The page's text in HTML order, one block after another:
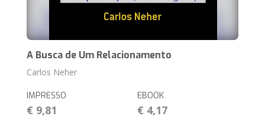
A Busca de Um Relacionamento
Carlos Neher
IMPRESSO
€ 9,81
EBOOK
€ 4,17